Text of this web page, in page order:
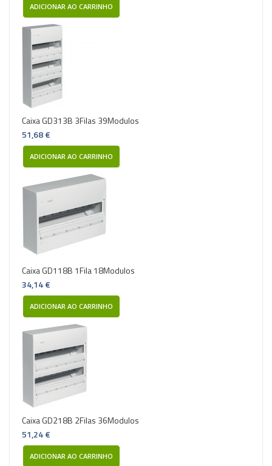
ADICIONAR AO CARRINHO
Caixa GD313B 3Filas 39Modulos
51,68 €
ADICIONAR AO CARRINHO
Caixa GD118B 1Fila 18Modulos
34,14 €
ADICIONAR AO CARRINHO
Caixa GD218B 2Filas 36Modulos
51,24 €
ADICIONAR AO CARRINHO